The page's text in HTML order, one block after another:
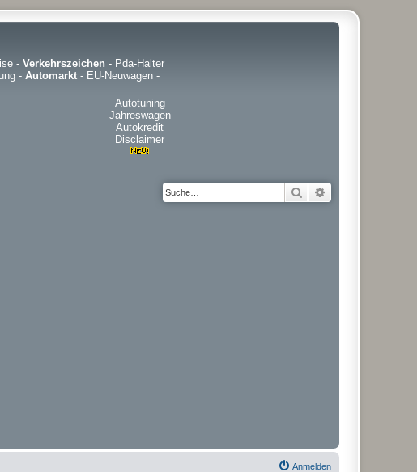
- Verkehrszeichen- Pda-Halter
- Automarkt - EU-Neuwagen -
Autotuning
Jahreswagen
Autokredit
Disclaimer
Suche
Anmelden